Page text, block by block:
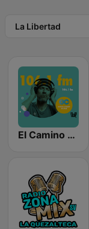
La Libertad
El Camino FM